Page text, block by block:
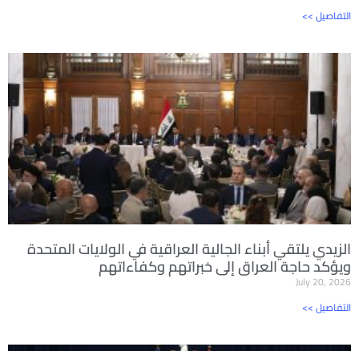
<< التفاصيل
الزيدي يلتقي أبناء الجالية العراقية في الولايات المتحدة
ويؤكد حاجة العراق إلى خبراتهم وكفاءاتهم
July 20, 2026
<< التفاصيل